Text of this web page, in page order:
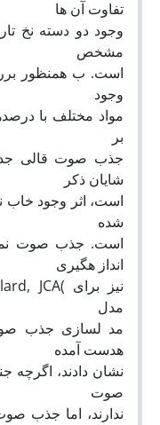
تفاوت آن ها
وجود دو دسته نخ
مشخص
است. ب همنظور
وجود
مواد مختلف با
بر
جذب صوت قالی
شایان ذکر
است، اثر وجود
شده
است. جذب صوت
انداز هگیری
مدل
مد لسازی جذب
هدست آمده
نشان دادند، اگرچه
صوت
ندارند، اما جذب